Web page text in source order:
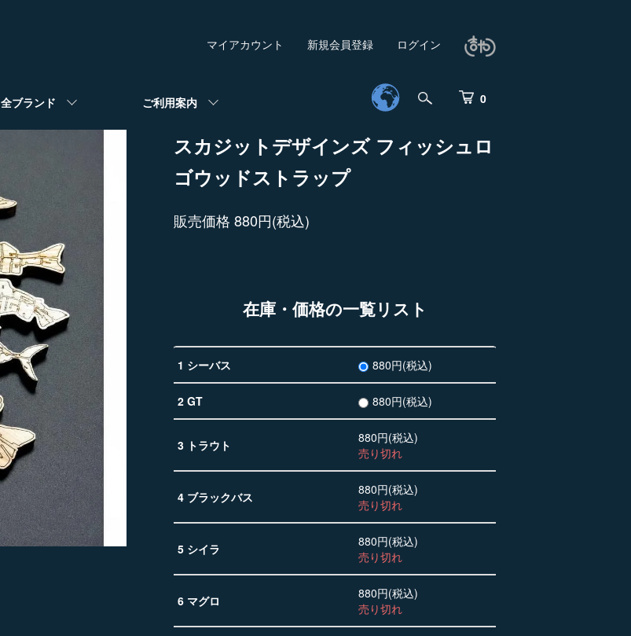
0
全ブランド ご利用案内
マイアカウント 新規会員登録 ログイン
スカジットデザインズ フィッシュロ
ゴウッドストラップ
販売価格 880円(税込)
在庫・価格の一覧リスト
1 シーバス 880円(税込)
2 GT 880円(税込)
3 トラウト
880円(税込)
売り切れ
4 ブラックバス
880円(税込)
売り切れ
5 シイラ
880円(税込)
売り切れ
6 マグロ
880円(税込)
売り切れ